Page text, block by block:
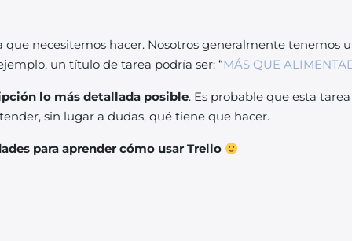
que necesitemos hacer. Nosotros generalmente tenemos
un título de tarea podría ser: “MÁS QUE
lo más detallada posible. Es probable que esta
sin lugar a dudas, qué tiene que hacer.
para aprender cómo usar Trello